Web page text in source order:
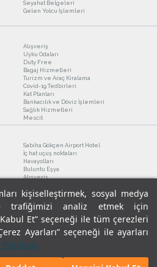
kişiselleştirmek, sosyal medya
trafiğimizi analiz etmek için
Et” seçeneği ile tüm çerezleri
Ayarları” seçeneği ile ayarları
Seyahat Belgeleri
Gelen Yolcu İşlemleri
Alışveriş
Uyku Odaları
Duty Free
Bagaj Hizmetleri
Turizm ve Araç Kiralama
Covid-19 Tedbirleri
Kat Planları
Bankacılık ve Döviz İşlemleri
Sağlık Hizmetleri
Mescit
Sabiha Gökçen Airport Hotel
İç hat uçuş noktaları
Havayolları
Buluntu Eşya
Alışveriş